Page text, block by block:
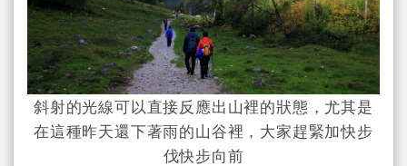
斜射的光線可以直接反應出山裡的狀態，尤其是
在這種昨天還下著雨的山谷裡，大家趕緊加快步
伐快步向前